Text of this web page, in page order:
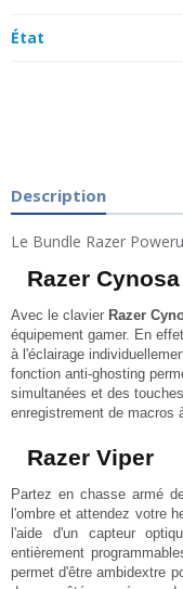
État
Description
Le Bundle Razer
Razer
Avec le clavier Razer
équipement gamer. En
à l'éclairage
fonction anti-ghosting
simultanées et des
enregistrement de macros
Razer Viper
Partez en chasse armé
l'ombre et attendez votre
l'aide d'un capteur
entièrement
permet d'être ambidextre